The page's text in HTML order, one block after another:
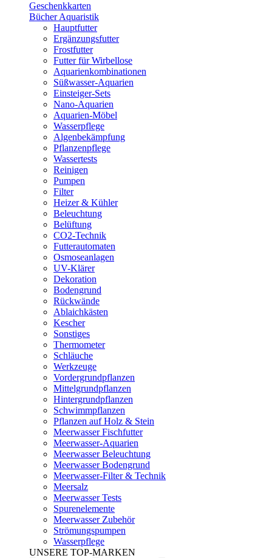
Geschenkkarten
Bücher Aquaristik
Hauptfutter
Ergänzungsfutter
Frostfutter
Futter für Wirbellose
Aquarienkombinationen
Süßwasser-Aquarien
Einsteiger-Sets
Nano-Aquarien
Aquarien-Möbel
Wasserpflege
Algenbekämpfung
Pflanzenpflege
Wassertests
Reinigen
Pumpen
Filter
Heizer & Kühler
Beleuchtung
Belüftung
CO2-Technik
Futterautomaten
Osmoseanlagen
UV-Klärer
Dekoration
Bodengrund
Rückwände
Ablaichkästen
Kescher
Sonstiges
Thermometer
Schläuche
Werkzeuge
Vordergrundpflanzen
Mittelgrundpflanzen
Hintergrundpflanzen
Schwimmpflanzen
Pflanzen auf Holz & Stein
Meerwasser Fischfutter
Meerwasser-Aquarien
Meerwasser Beleuchtung
Meerwasser Bodengrund
Meerwasser-Filter & Technik
Meersalz
Meerwasser Tests
Spurenelemente
Meerwasser Zubehör
Strömungspumpen
Wasserpflege
UNSERE TOP-MARKEN